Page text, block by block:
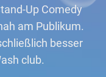
Up Comedy
am Publikum.
besser
club.